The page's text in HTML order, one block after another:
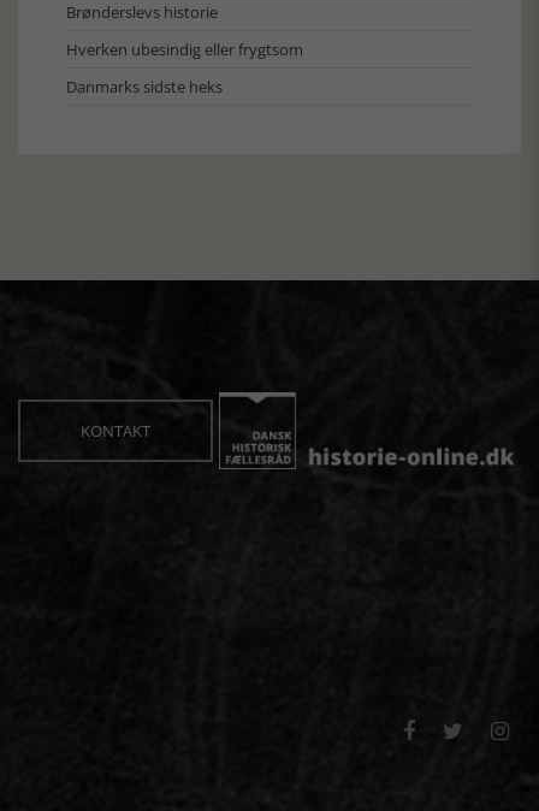
Brønderslevs historie
Hverken ubesindig eller frygtsom
Danmarks sidste heks
KONTAKT
  